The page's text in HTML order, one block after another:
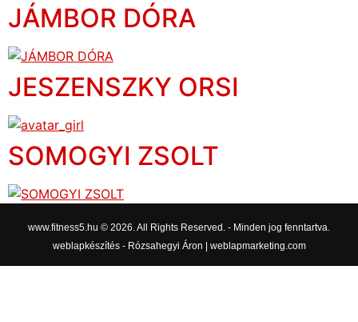
JÁMBOR DÓRA
JESZENSZKY ORSI
SOMOGYI ZSOLT
www.fitness5.hu © 2026. All Rights Reserved. - Minden jog fenntartva.
weblapkészítés - Rózsahegyi Áron | weblapmarketing.com